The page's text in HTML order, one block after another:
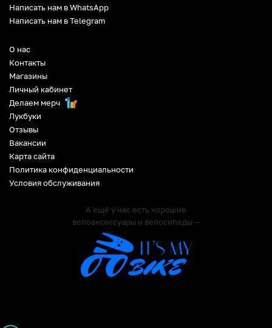
О нас
Контакты
Магазины
Личный кабинет
Делаем мерч
Лукбуки
Отзывы
Вакансии
Карта сайта
Политика конфиденциальности
Условия обслуживания
А ещё у нас есть хорошие
велоаксессуары и велосипеды —
Написать нам в WhatsApp
Написать нам в Telegram